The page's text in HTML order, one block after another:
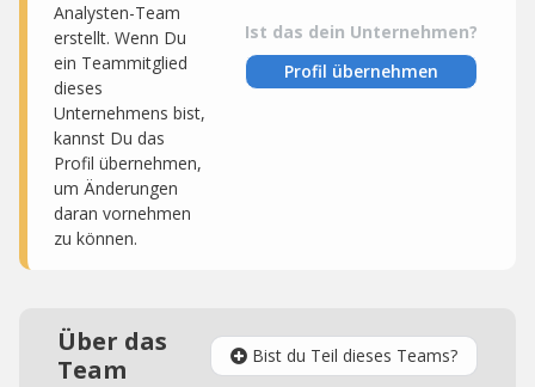
Analysten-Team
erstellt. Wenn Du
ein Teammitglied
dieses
Unternehmens bist,
kannst Du das
Profil übernehmen,
um Änderungen
daran vornehmen
zu können.
Ist das dein Unternehmen?
Profil übernehmen
Über das
Team
Bist du Teil dieses Teams?